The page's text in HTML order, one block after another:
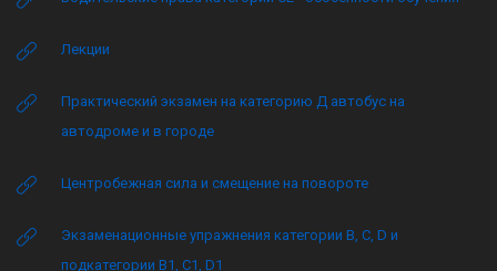
Лекции
Практический экзамен на категорию Д автобус на
автодроме и в городе
Центробежная сила и смещение на повороте
Экзаменационные упражнения категории B, C, D и
подкатегории B1, C1, D1